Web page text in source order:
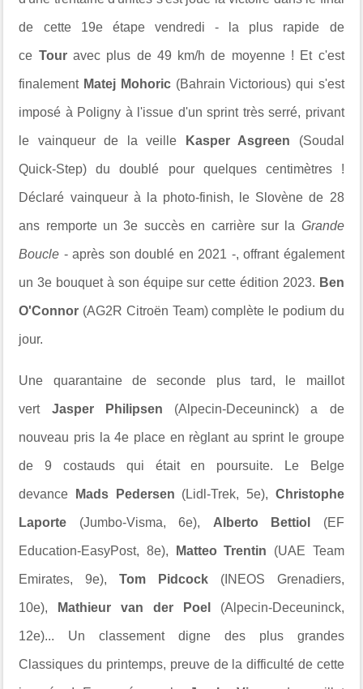
de cette 19e étape vendredi - la plus rapide de
ce Touravec plus de 49 km/h de moyenne ! Et c'est
finalement Matej Mohoric(Bahrain Victorious) qui s'est
imposé à Poligny à l'issue d'un sprint très serré, privant
le vainqueur de la veille Kasper Asgreen (Soudal
Quick-Step) du doublé pour quelques centimètres !
Déclaré vainqueur à la photo-finish, le Slovène de 28
ans remporte un 3e succès en carrière sur la Grande
Boucle - après son doublé en 2021 -, offrant également
un 3e bouquet à son équipe sur cette édition 2023. Ben
O'Connor (AG2R Citroën Team) complète le podium du
jour.
Une quarantaine de seconde plus tard, le maillot
vert Jasper Philipsen (Alpecin-Deceuninck) a de
nouveau pris la 4e place en règlant au sprint le groupe
de 9 costauds qui était en poursuite. Le Belge
devance Mads Pedersen (Lidl-Trek, 5e), Christophe
Laporte (Jumbo-Visma, 6e), Alberto Bettiol (EF
Education-EasyPost, 8e), Matteo Trentin (UAE Team
Emirates, 9e),Tom Pidcock(INEOS Grenadiers,
10e), Mathieur van der Poel (Alpecin-Deceuninck,
12e)... Un classement digne des plus grandes
Classiques du printemps, preuve de la difficulté de cette